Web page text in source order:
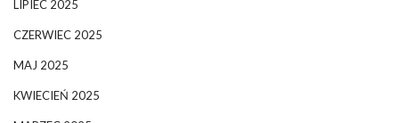
LIPIEC 2025
CZERWIEC 2025
MAJ 2025
KWIECIEŃ 2025